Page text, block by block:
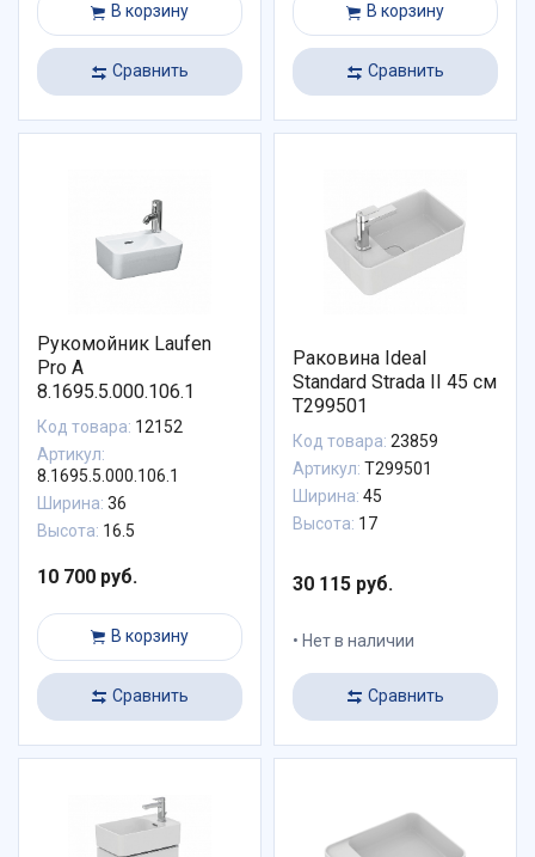
В корзину
Сравнить
В корзину
Сравнить
Рукомойник Laufen
Pro A
8.1695.5.000.106.1
Код товара: 12152
Артикул:
8.1695.5.000.106.1
Ширина: 36
Высота: 16.5
10 700 руб.
В корзину
Сравнить
Раковина Ideal
Standard Strada II 45 см
T299501
Код товара: 23859
Артикул: T299501
Ширина: 45
Высота: 17
30 115 руб.
Нет в наличии
Сравнить